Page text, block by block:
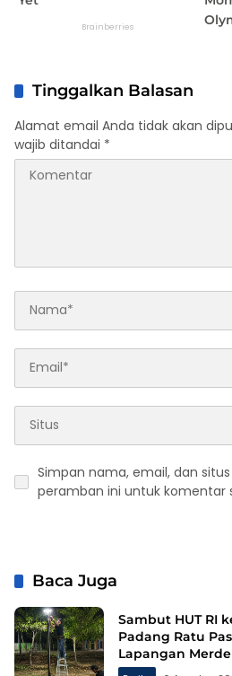
Tinggalkan Balasan
Alamat email Anda tidak akan
wajib ditandai *
Simpan nama, email, dan
peramban ini untuk komentar
Baca Juga
Sambut HUT RI
Padang Ratu
Lapangan